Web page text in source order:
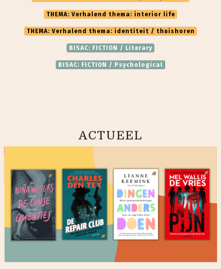
THEMA: Verhalend thema: interior life
THEMA: Verhalend thema: identiteit / thuishoren
BISAC: FICTION / Literary
BISAC: FICTION / Psychological
ACTUEEL